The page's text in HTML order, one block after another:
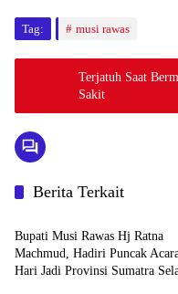
Tag: musi rawas
Terjatuh Saat
Sakit
Berita Terkait
Musi Rawas
Bupati Musi Rawas Hj Ratna
Machmud, Hadiri Puncak
Hari Jadi Provinsi Sumatra
Musi Rawas